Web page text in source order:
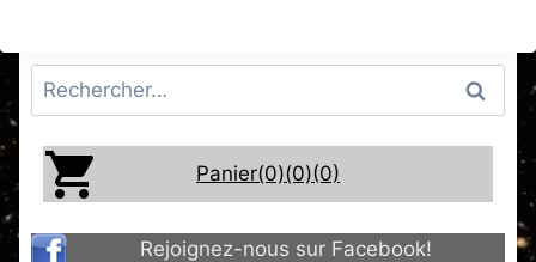
Rechercher :
Panier(0)(0)(0)
Rejoignez-nous sur Facebook!